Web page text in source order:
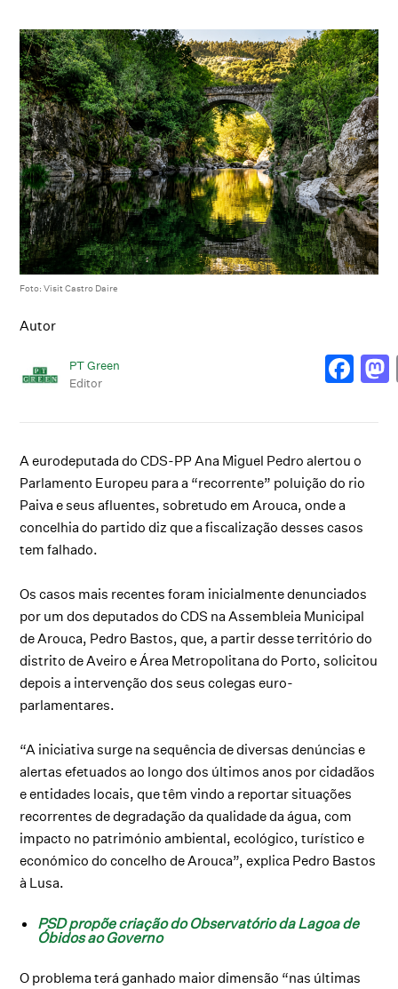
Foto: Visit Castro Daire
Autor
PT Green
Editor
A eurodeputada do CDS-PP Ana Miguel Pedro alertou o
Parlamento Europeu para a “recorrente” poluição do rio
Paiva e seus afluentes, sobretudo em Arouca, onde a
concelhia do partido diz que a fiscalização desses casos
tem falhado.
Os casos mais recentes foram inicialmente denunciados
por um dos deputados do CDS na Assembleia Municipal
de Arouca, Pedro Bastos, que, a partir desse território do
distrito de Aveiro e Área Metropolitana do Porto, solicitou
depois a intervenção dos seus colegas euro-
parlamentares.
“A iniciativa surge na sequência de diversas denúncias e
alertas efetuados ao longo dos últimos anos por cidadãos
e entidades locais, que têm vindo a reportar situações
recorrentes de degradação da qualidade da água, com
impacto no património ambiental, ecológico, turístico e
económico do concelho de Arouca”, explica Pedro Bastos
à Lusa.
PSD propõe criação do Observatório da Lagoa de
Óbidos ao Governo
O problema terá ganhado maior dimensão “nas últimas